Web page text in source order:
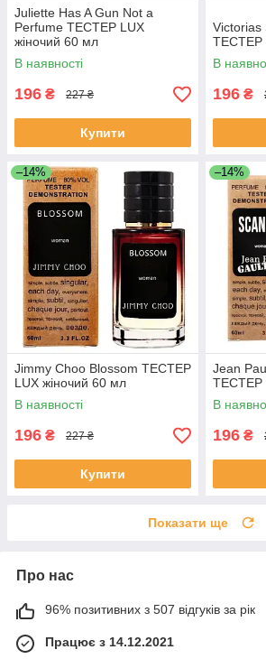
Juliette Has A Gun Not a
Perfume ТЕСТЕР LUX
жіночий 60 мл
В наявності
196 ₴ 227 ₴
Купити
Victorias
ТЕСТЕР
В
196 ₴
–14%
Jimmy Choo Blossom ТЕСТЕР
LUX жіночий 60 мл
В наявності
196 ₴ 227 ₴
Купити
–14%
Jean
ТЕСТЕР
В
196 ₴
Показати ще
Про нас
96% позитивних з 507 відгуків за рік
Працює з 14.12.2021